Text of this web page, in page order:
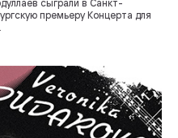
сыграли в Санкт-
премьеру Концерта для